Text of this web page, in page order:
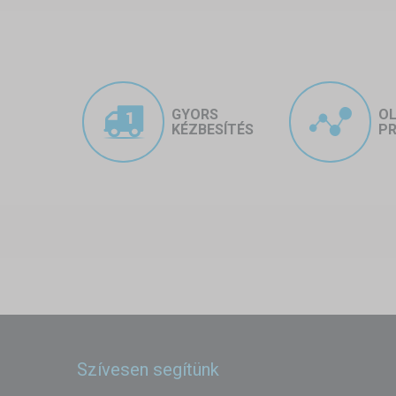
GYORS
KÉZBESÍTÉS
Szívesen segítünk